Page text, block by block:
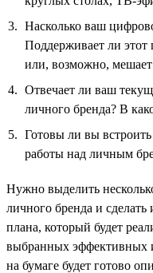
Насколько ваш
Поддерживает ли
или, возможно,
Отвечает ли ваш
личного бренда? В
Готовы ли вы
работы над личным
Нужно выделить
личного бренда и
плана, который будет
выбранных эффективных
на бумаге будет готово